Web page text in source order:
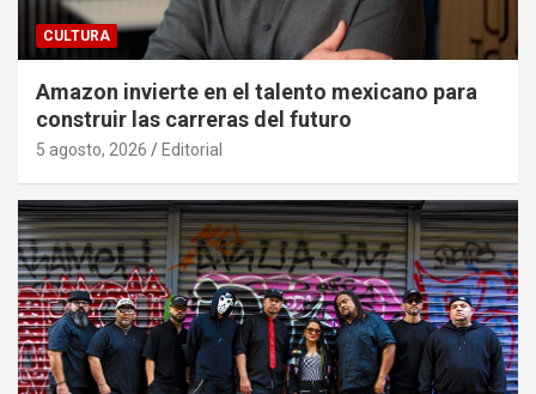
CULTURA
Amazon invierte en el talento mexicano para
construir las carreras del futuro
5 agosto, 2026 Editorial